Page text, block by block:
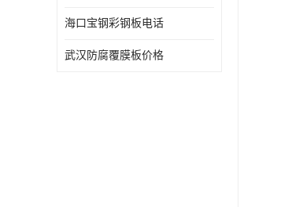
海口宝钢彩钢板电话
武汉防腐覆膜板价格